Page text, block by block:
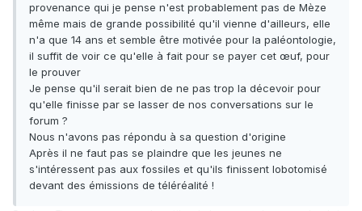
provenance qui je pense n'est probablement pas de Mèze
même mais de grande possibilité qu'il vienne d'ailleurs, elle
n'a que 14 ans et semble être motivée pour la paléontologie,
il suffit de voir ce qu'elle à fait pour se payer cet œuf, pour
le prouver
Je pense qu'il serait bien de ne pas trop la décevoir pour
qu'elle finisse par se lasser de nos conversations sur le
forum ?
Nous n'avons pas répondu à sa question d'origine
Après il ne faut pas se plaindre que les jeunes ne
s'intéressent pas aux fossiles et qu'ils finissent lobotomisé
devant des émissions de téléréalité !